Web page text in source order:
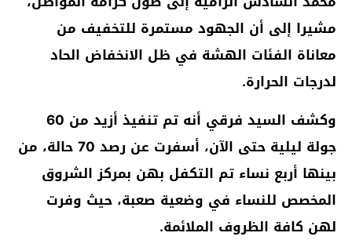
مشيرا إلى أن الجهود مستمرة للتخفيف من
معاناة الفئات الهشة في ظل الانخفاض الحاد
لدرجات الحرارة.
وكشف السيد فرقي أنه تم تنفيذ أزيد من 60
جولة ليلية حتى الآن، أسفرت عن رصد 70 حالة، من
بينها أربع نساء تم التكفل بهن بمركز الشروق
المخصص للنساء في وضعية صعبة، حيث وفرت
لهن كافة الظروف الملائمة.